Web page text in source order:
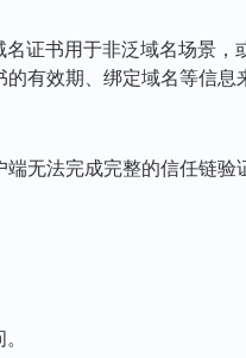
证书用于非泛域名场景
有效期、绑定域名等信息
无法完成完整的信任链